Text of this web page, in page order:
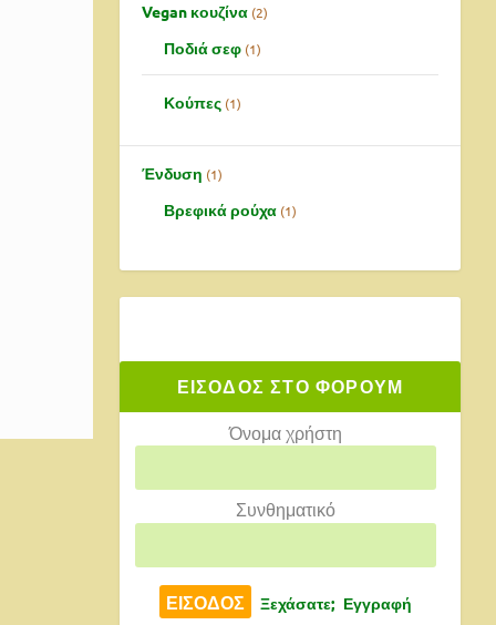
Vegan κουζίνα 2
Ποδιά σεφ 1
Κούπες 1
Ένδυση 1
Βρεφικά ρούχα 1
ΕΙΣΟΔΟΣ ΣΤΟ ΦΟΡΟΥΜ
Όνομα χρήστη
Συνθηματικό
Ξεχάσατε; Εγγραφή